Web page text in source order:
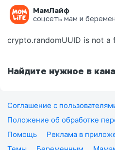
МамЛайф
соцсеть мам и
Ошибка на
crypto.randomUUID is not a
Найдите нужное в
Соглашение с
Положение об обработке
Помощь
Реклама в